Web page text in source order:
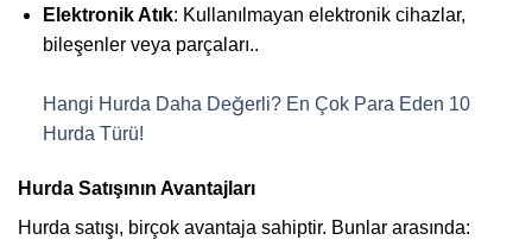
Elektronik Atık: Kullanılmayan elektronik cihazlar,
bileşenler veya parçaları..
Hangi Hurda Daha Değerli? En Çok Para Eden 10
Hurda Türü!
Hurda Satışının Avantajları
Hurda satışı, birçok avantaja sahiptir. Bunlar arasında: